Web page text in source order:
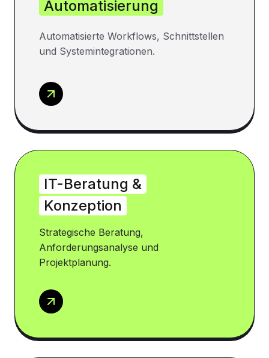
Automatisierung
Automatisierte Workflows, Schnittstellen
und Systemintegrationen.
IT-Beratung &
Konzeption
Strategische Beratung,
Anforderungsanalyse und
Projektplanung.